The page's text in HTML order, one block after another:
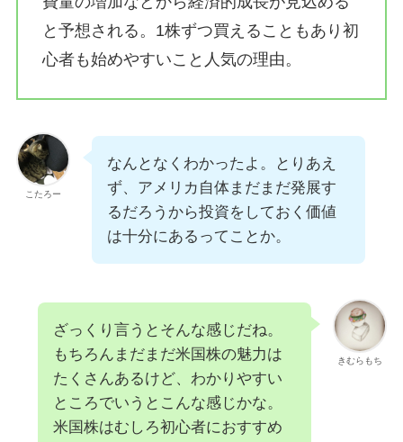
と予想される。1株ずつ買えることもあり初
心者も始めやすいこと人気の理由。
こたろー
なんとなくわかったよ。とりあえ
ず、アメリカ自体まだまだ発展す
るだろうから投資をしておく価値
は十分にあるってことか。
きむらもち
ざっくり言うとそんな感じだね。
もちろんまだまだ米国株の魅力は
たくさんあるけど、わかりやすい
ところでいうとこんな感じかな。
米国株はむしろ初心者におすすめ